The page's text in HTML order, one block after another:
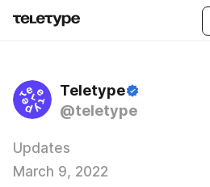
Teletype
@teletype
Updates
March 9, 2022